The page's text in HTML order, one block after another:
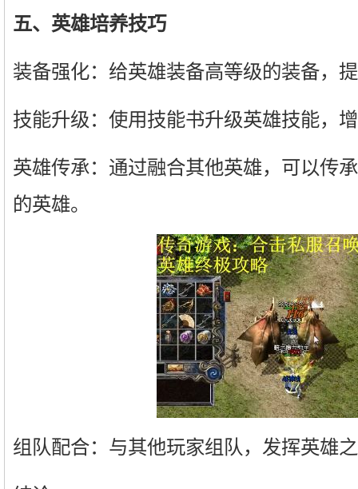
五、英雄培养技巧
装备强化：给英雄装备高等级的装备，
技能升级：使用技能书升级英雄技能，
英雄传承：通过融合其他英雄，可以传
的英雄。
组队配合：与其他玩家组队，发挥英雄